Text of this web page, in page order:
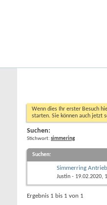
Wenn dies Ihr erster Besuch
starten. Sie können auch jetzt
Suchen:
Stichwort: simmering
Suchen:
Simmerring
Justin - 19.02.2020,
Ergebnis 1 bis 1 von 1